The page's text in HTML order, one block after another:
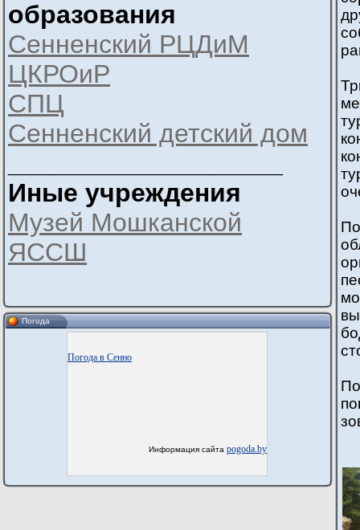
образования
Сенненский РЦДиМ
ЦКРОиР
СПЦ
Сенненский детский дом
Иные учреждения
Музей Мошканской
ЯССШ
Погода
Погода в Сенно
Информация сайта pogoda.by